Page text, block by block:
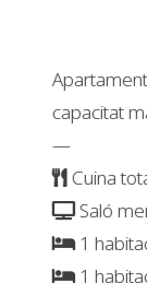
capacitat
—
Cuina
Saló
1
1